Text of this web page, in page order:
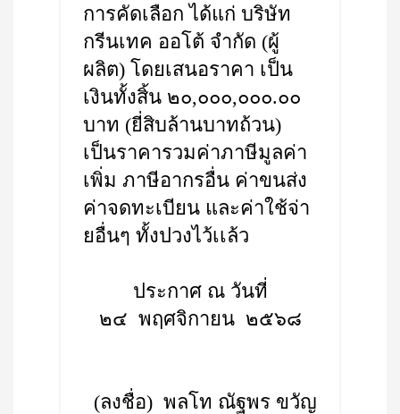
การคัดเลือก ได้แก่ บริษัท
กรีนเทค ออโต้ จำกัด (ผู้
ผลิต) โดยเสนอราคา เป็น
เงินทั้งสิ้น ๒๐,๐๐๐,๐๐๐.๐๐
บาท (ยี่สิบล้านบาทถ้วน)
เป็นราคารวมค่าภาษีมูลค่า
เพิ่ม ภาษีอากรอื่น ค่าขนส่ง
ค่าจดทะเบียน และค่าใช้จ่า
ยอื่นๆ ทั้งปวงไว้เเล้ว
ประกาศ ณ วันที่
๒๔ พฤศจิกายน ๒๕๖๘
(ลงชื่อ) พลโท ณัฐพร ขวัญ